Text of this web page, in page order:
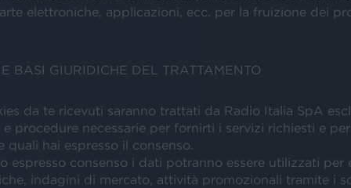
elettroniche, applicazioni, ecc. per la fruizione dei
BASI GIURIDICHE DEL TRATTAMENTO
da te ricevuti saranno trattati da Radio Italia SpA
procedure necessarie per fornirti i servizi richiesti e
quali hai espresso il consenso.
espresso consenso i dati potranno essere utilizzati per
indagini di mercato, attività promozionali tramite i